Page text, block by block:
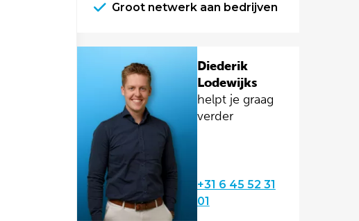
Groot netwerk aan bedrijven
Diederik
Lodewijks
helpt je graag
verder
+31 6 45 52 31
01